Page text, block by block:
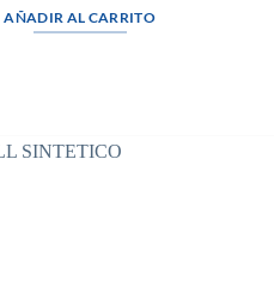
AÑADIR AL CARRITO